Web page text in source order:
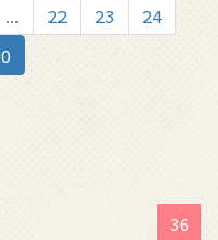
… 22 23
24
36